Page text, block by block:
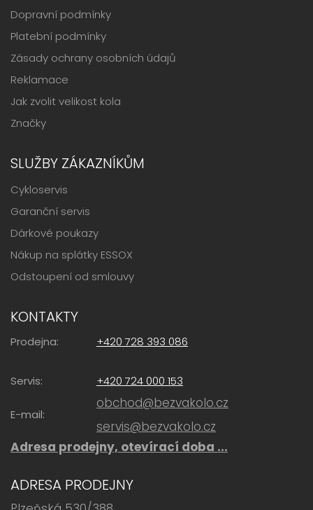
Dopravní podmínky
Platební podmínky
Zásady ochrany osobních údajů
Reklamace
Jak zvolit velikost kola
Značky
SLUŽBY ZÁKAZNÍKŮM
Cykloservis
Garanční servis
Dárkové poukazy
Nákup na splátky ESSOX
Odstoupení od smlouvy
KONTAKTY
Prodejna: +420 728 393 086
Servis: +420 724 000 153
E-mail:
obchod@bezvakolo.cz
servis@bezvakolo.cz
Adresa prodejny, otevírací doba ...
ADRESA PRODEJNY